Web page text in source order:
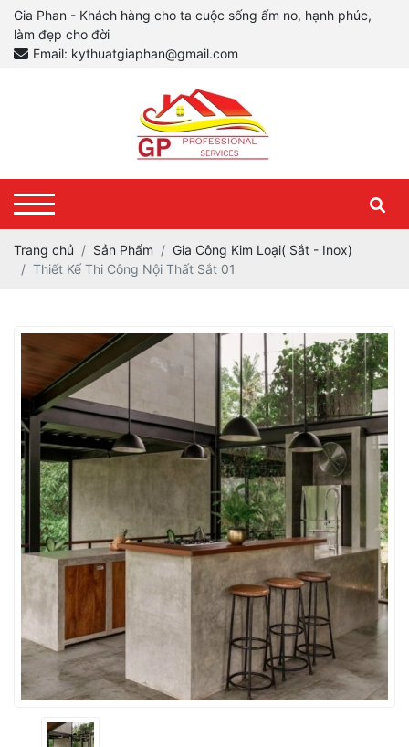
Gia Phan - Khách hàng cho ta cuộc sống ấm no, hạnh phúc,
làm đẹp cho đời
Email: kythuatgiaphan@gmail.com
Trang chủ Sản Phẩm
Gia Công Kim Loại( Sắt - Inox)
Thiết Kế Thi Công Nội Thất Sắt 01